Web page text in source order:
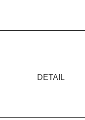
DETAIL